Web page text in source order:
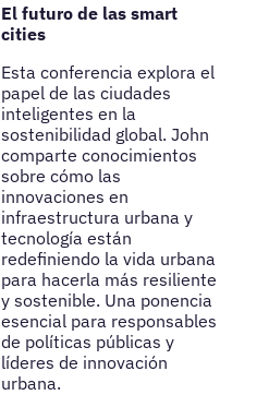
El futuro de las smart
cities
Esta conferencia explora el
papel de las ciudades
inteligentes en la
sostenibilidad global. John
comparte conocimientos
sobre cómo las
innovaciones en
infraestructura urbana y
tecnología están
redefiniendo la vida urbana
para hacerla más resiliente
y sostenible. Una ponencia
esencial para responsables
de políticas públicas y
líderes de innovación
urbana.